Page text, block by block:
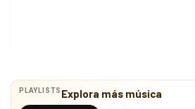
PLAYLISTS Explora más música